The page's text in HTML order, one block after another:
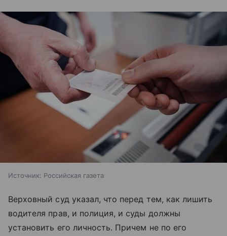
Источник: Российская газета
Верховный суд указал, что перед тем, как лишить
водителя прав, и полиция, и суды должны
установить его личность. Причем не по его